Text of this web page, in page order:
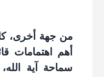
من جهة أخرى،
أهم اهتمامات
سماحة آية